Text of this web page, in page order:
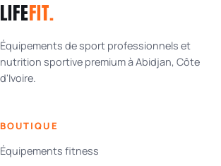
LIFEFIT.
Équipements de sport professionnels et
nutrition sportive premium à Abidjan, Côte
d'Ivoire.
BOUTIQUE
Équipements fitness